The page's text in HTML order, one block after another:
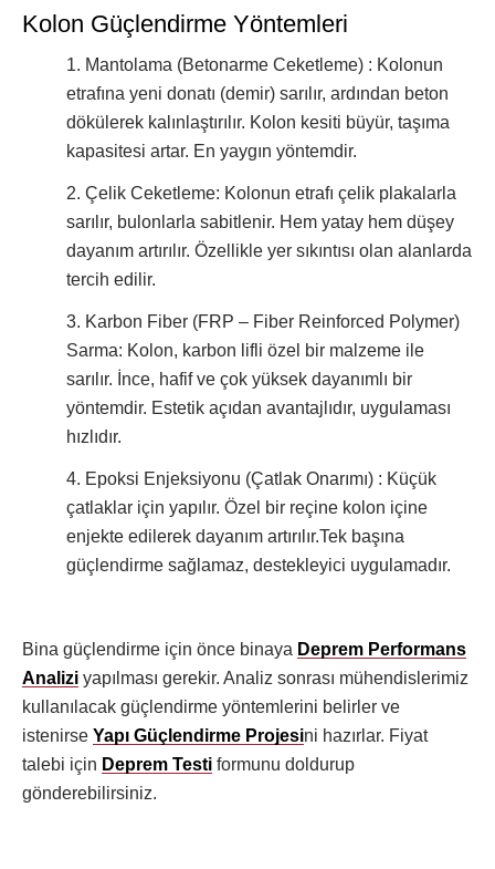
Kolon Güçlendirme Yöntemleri
1. Mantolama (Betonarme Ceketleme) : Kolonun
etrafına yeni donatı (demir) sarılır, ardından beton
dökülerek kalınlaştırılır. Kolon kesiti büyür, taşıma
kapasitesi artar. En yaygın yöntemdir.
2. Çelik Ceketleme: Kolonun etrafı çelik plakalarla
sarılır, bulonlarla sabitlenir. Hem yatay hem düşey
dayanım artırılır. Özellikle yer sıkıntısı olan alanlarda
tercih edilir.
3. Karbon Fiber (FRP – Fiber Reinforced Polymer)
Sarma: Kolon, karbon lifli özel bir malzeme ile
sarılır. İnce, hafif ve çok yüksek dayanımlı bir
yöntemdir. Estetik açıdan avantajlıdır, uygulaması
hızlıdır.
4. Epoksi Enjeksiyonu (Çatlak Onarımı) : Küçük
çatlaklar için yapılır. Özel bir reçine kolon içine
enjekte edilerek dayanım artırılır.Tek başına
güçlendirme sağlamaz, destekleyici uygulamadır.
Bina güçlendirme için önce binaya Deprem Performans
Analizi yapılması gerekir. Analiz sonrası mühendislerimiz
kullanılacak güçlendirme yöntemlerini belirler ve
istenirse Yapı Güçlendirme Projesini hazırlar. Fiyat
talebi için Deprem Testi formunu doldurup
gönderebilirsiniz.